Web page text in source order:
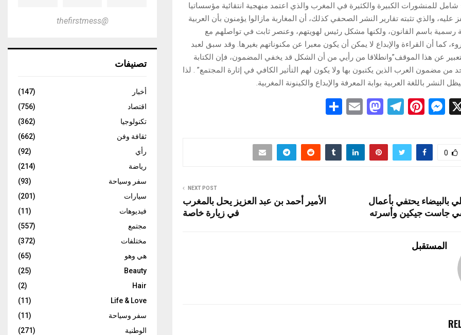
للمنشورات الكبيرة والكثيرة في المغرب والذي اعتمد منهجية انتقائية مؤسساتيا
عليه، والذي تثبته تقارير النشر الصحفي كذلك، أن المغاربة مازالوا يؤمنون بأن العربية
باسم القانون، ولكنها مشكل رئيس لهويتهم، وعنصر ثابت في تواصلهم مع
كما أن القراءة والإبداع لا يمكن أن يكون معبرا عن مكنوناتهم بغيرها. وقد سبق لعبد
عن هذا الموقف”وانطلاقا من رأيي من أن الشكل قد يخفي المضمون، فإن الكتابة
من مضمون العرب الذين يكتبون بها ولا يكون لهم التأثير الكافي في إثارة المجتمع” . لذا
النشر باللغة العربية بوابة المعرفة والإبداع والكينونة المغربية.
X
M
se
n
Pi
er
es
T
e
gr
M
st
o
E
ail
ar
e
0
يحتفي بأعمال
جاست جيكين وأسرته
NEXT POST
الأمير أحمد بن عبد العزيز يحل بالمغرب
في زيارة خاصة
المستقبل
@thefirstmess
تصنيفات
أخبار
(147)
اقتصاد
(756)
تكنولوجيا
(362)
ثقافة وفن
(662)
رأي
(92)
رياضة
(214)
سفر وسياحة
(93)
سيارات
(201)
فيديوهات
(11)
مجتمع
(557)
مختلفات
(372)
هي وهو
(65)
Beauty
(25)
Hair
(2)
Life & Love
(11)
سفر وسياحة
(11)
الوطنية
(271)